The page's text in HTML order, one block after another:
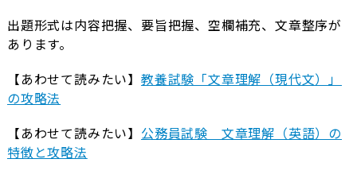
出題形式は内容把握、要旨把握、空欄補充、文章整序が
あります。
【あわせて読みたい】 教養試験「文章理解（現代文）」
の攻略法
【あわせて読みたい】 公務員試験 文章理解（英語）の
特徴と攻略法